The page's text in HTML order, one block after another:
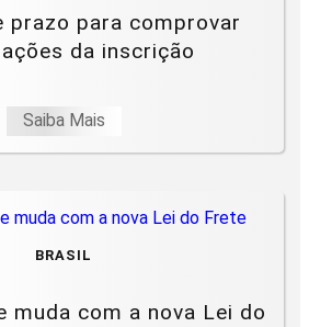
prazo para comprovar
da inscrição
Saiba Mais
BRASIL
muda com a nova Lei do